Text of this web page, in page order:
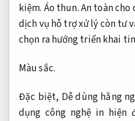
kiệm. Áo thun.An toàn cho
dịch vụ hỗ trợ xử lý còn tư
chọn ra hướng triển khai
Màu sắc.
Đặc biệt, Dễ dùng hằng
dụng công nghệ in hiện